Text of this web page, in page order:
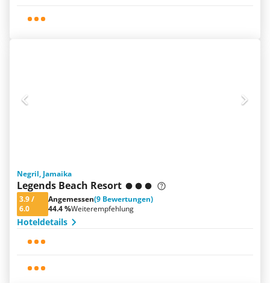
Negril, Jamaika
Legends Beach Resort
3.9/
6.0
Angemessen(9 Bewertungen)
44.4 %Weiterempfehlung
Hoteldetails